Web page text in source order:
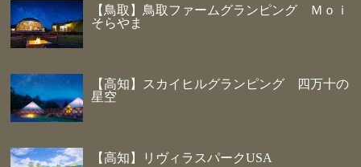
【鳥取】鳥取ファームグランピング Ｍｏｉ
そらやま
【高知】スカイヒルグランピング 四万十の
星空
【高知】リヴィラスパークUSA